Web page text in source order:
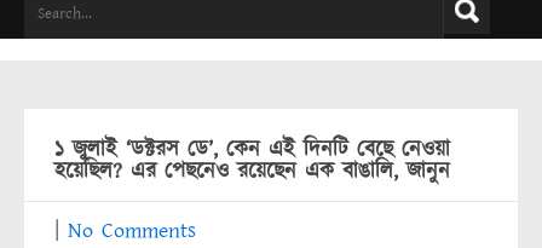
১ জুলাই ‘ডক্টরস ডে’, কেন এই দিনটি বেছে নেওয়া
হয়েছিল? এর পেছনেও রয়েছেন এক বাঙালি, জানুন
No Comments